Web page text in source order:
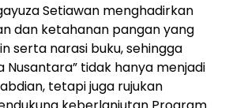
Setiawan menghadirkan
dan ketahanan pangan yang
serta narasi buku, sehingga
Nusantara” tidak hanya menjadi
tetapi juga rujukan